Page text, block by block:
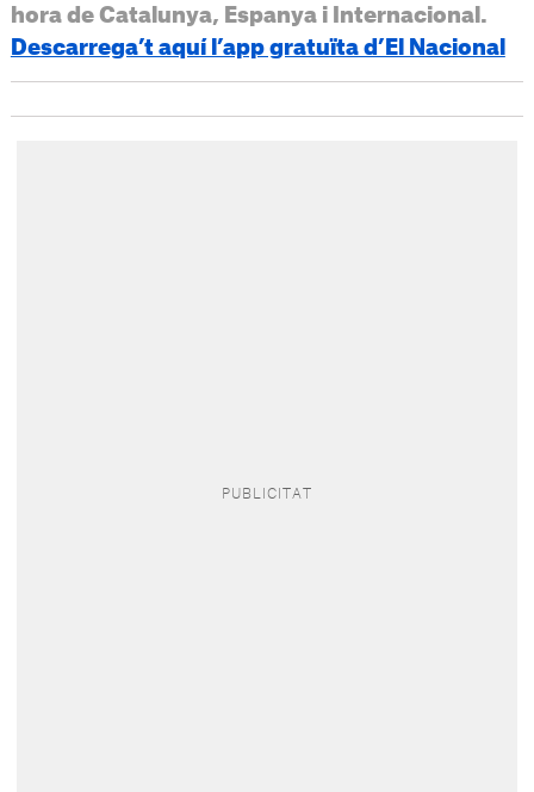
hora de Catalunya, Espanya i Internacional.
Descarrega’t aquí l’app gratuïta d’El Nacional